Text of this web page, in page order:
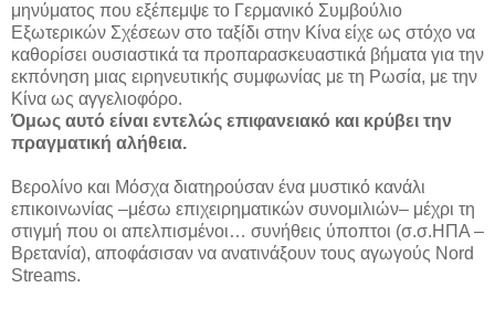
μηνύματος που εξέπεμψε το Γερμανικό Συμβούλιο
Εξωτερικών Σχέσεων στο ταξίδι στην Κίνα είχε ως στόχο να
καθορίσει ουσιαστικά τα προπαρασκευαστικά βήματα για την
εκπόνηση μιας ειρηνευτικής συμφωνίας με τη Ρωσία, με την
Κίνα ως αγγελιοφόρο.
Όμως αυτό είναι εντελώς επιφανειακό και κρύβει την
πραγματική αλήθεια.
Βερολίνο και Μόσχα διατηρούσαν ένα μυστικό κανάλι
επικοινωνίας –μέσω επιχειρηματικών συνομιλιών– μέχρι τη
στιγμή που οι απελπισμένοι… συνήθεις ύποπτοι (σ.σ.ΗΠΑ –
Βρετανία), αποφάσισαν να ανατινάξουν τους αγωγούς Nord
Streams.